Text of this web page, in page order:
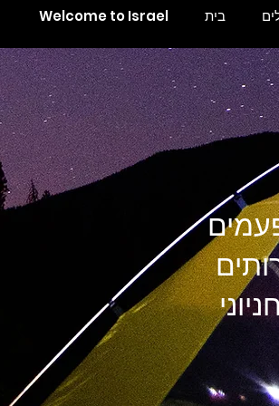
Welcome to Israel בית